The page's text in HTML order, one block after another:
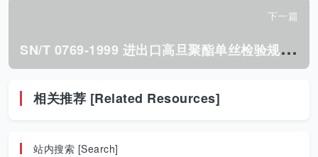
下一篇
S
N/T 0769-1999 进出口高旦聚酯单丝检验规程.pdf
相关推荐 [Related Resources]
站内搜索 [Search]